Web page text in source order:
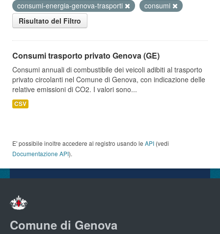
consumi-energia-genova-trasporti
consumi
Risultato del Filtro
Consumi trasporto privato Genova (GE)
Consumi annuali di combustibile dei veicoli adibiti al trasporto
privato circolanti nel Comune di Genova, con indicazione delle
relative emissioni di CO2. I valori sono...
CSV
E' possibile inoltre accedere al registro usando le API (vedi
Documentazione API).
Comune di Genova